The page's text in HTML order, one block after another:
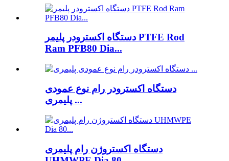
دستگاه اکسترودر پلیمر PTFE Rod
Ram PFB80 Dia...
دستگاه اکسترودر رام نوع عمودی
پلیمری ...
دستگاه اکستروژن رام پلیمری